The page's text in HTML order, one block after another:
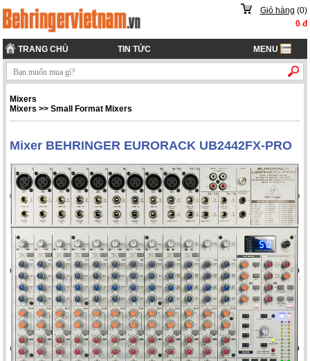
Giỏ hàng (0)
0đ
TRANG CHỦ TIN TỨC MENU
Mixers
Mixers >>Small Format Mixers
Mixer BEHRINGER EURORACK UB2442FX-PRO